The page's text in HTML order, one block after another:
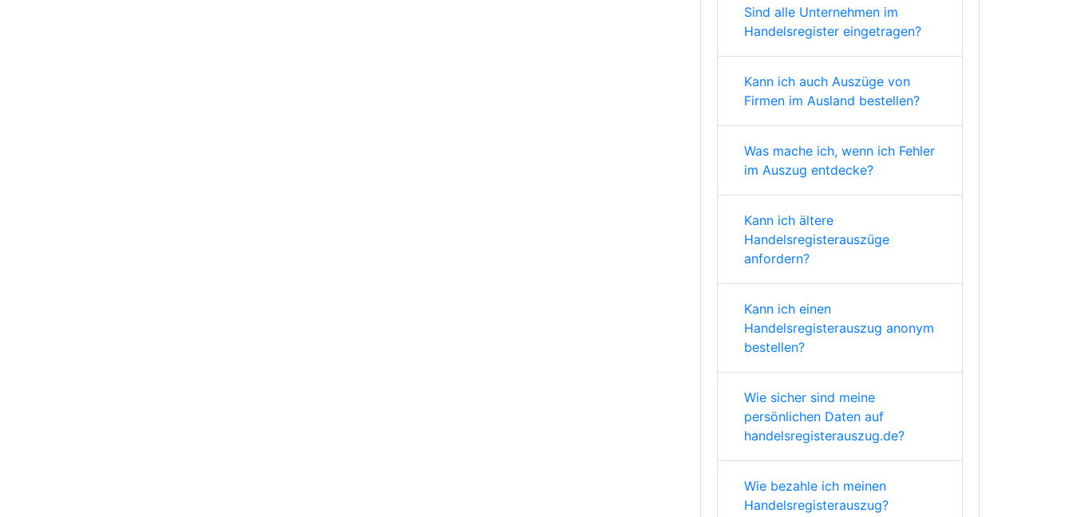
Sind alle Unternehmen im
Handelsregister eingetragen?
Kann ich auch Auszüge von
Firmen im Ausland bestellen?
Was mache ich, wenn ich Fehler
im Auszug entdecke?
Kann ich ältere
Handelsregisterauszüge
anfordern?
Kann ich einen
Handelsregisterauszug anonym
bestellen?
Wie sicher sind meine
persönlichen Daten auf
handelsregisterauszug.de?
Wie bezahle ich meinen
Handelsregisterauszug?